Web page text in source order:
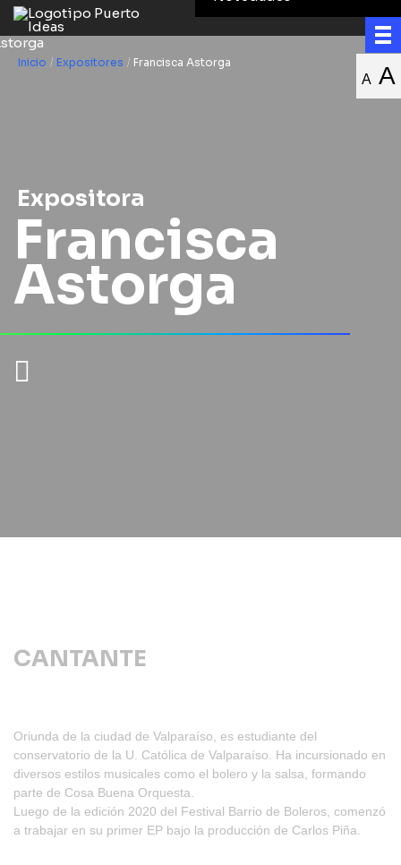
A A
Inicio / Expositores / Francisca Astorga
Expositora
Francisca
Astorga
CANTANTE
Oriunda de la ciudad de Valparaíso, es estudiante del
conservatorio de la U. Católica de Valparaíso. Ha incursionado en
diversos estilos musicales como el bolero y la salsa, formando
parte de Cosa Buena Orquesta.
Luego de la edición 2020 del Festival Barrio de Boleros, comenzó
a trabajar en su primer EP bajo la producción de Carlos Piña.